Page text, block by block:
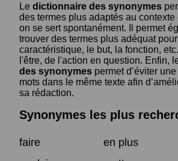
Le dictionnaire des synonymes
des termes plus adaptés au
on se sert spontanément. Il permet
trouver des termes plus adéquat
caractéristique, le but, la fonction,
l'être, de l'action en question. Enfin,
des synonymes permet d’éviter
mots dans le même texte afin
sa rédaction.
Synonymes les plus
faire
en plus